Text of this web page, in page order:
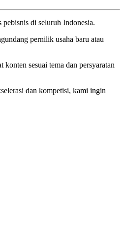
pebisnis di seluruh Indonesia.
pernilik usaha baru atau
sesuai tema dan persyaratan
dan kompetisi, kami ingin